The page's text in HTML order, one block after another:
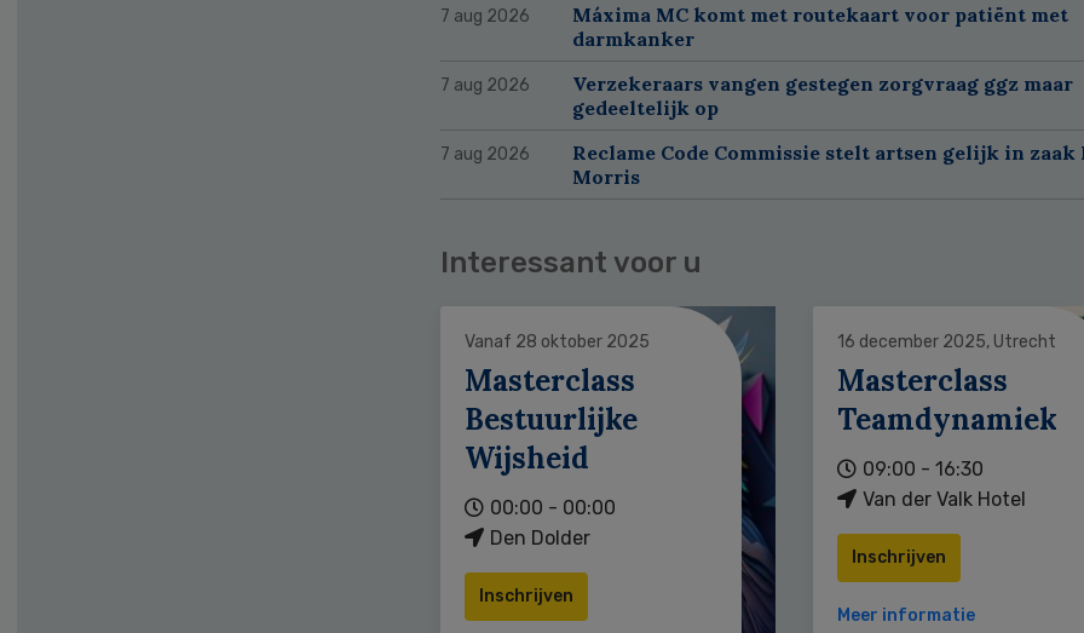
7 aug 2026
Máxima MC komt met routekaart voor patiënt met
darmkanker
7 aug 2026
Verzekeraars vangen gestegen zorgvraag ggz maar
gedeeltelijk op
7 aug 2026
Reclame Code Commissie stelt artsen gelijk in
Morris
Interessant voor u
Vanaf 28 oktober 2025
Masterclass
Bestuurlijke
Wijsheid
00:00 - 00:00
Den Dolder
Inschrijven
16 december 2025, Utrecht
Masterclass
Teamdynamiek
09:00 - 16:30
Van der Valk Hotel
Inschrijven
Meer informatie